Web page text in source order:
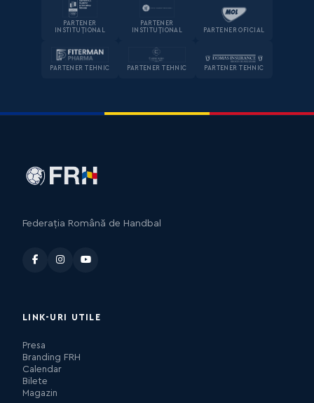
PARTENER
INSTITUȚIONAL
PARTENER
INSTITUȚIONAL
PARTENER OFICIAL
PARTENER TEHNIC PARTENER TEHNIC PARTENER TEHNIC
Federația Română de Handbal
LINK-URI UTILE
Presa
Branding FRH
Calendar
Bilete
Magazin